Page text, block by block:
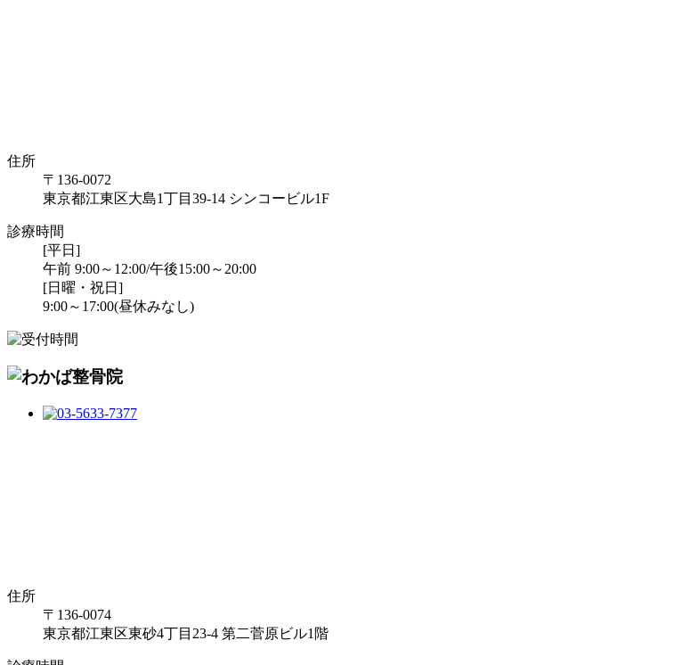
住所
〒136-0072
東京都江東区大島1丁目39-14 シンコービル1F
診療時間
[平日]
午前 9:00～12:00/午後15:00～20:00
[日曜・祝日]
9:00～17:00(昼休みなし)
住所
〒136-0074
東京都江東区東砂4丁目23-4 第二菅原ビル1階